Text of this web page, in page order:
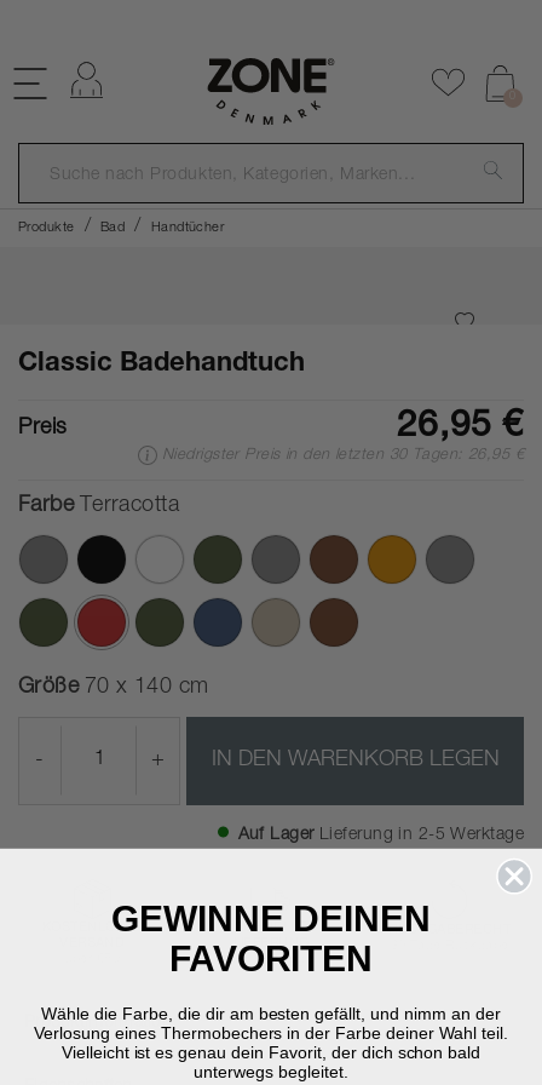
Zu
Produkte Bad Handtücher
Classic Badehandtuch
Preis 26,95 €
Niedrigster Preis in den letzten 30 Tagen: 26,95 €
Farbe Terracotta
Ausgewählte
Größe 70 x 140 cm
- + IN DEN WARENKORB LEGEN
Auf Lager Lieferung in 2-5 Werktage
KOSTENLOSER
SCHNELLE
LIEFERUNG
2-5 Werktage
RÜCKGABERECHT
Produktinformation
GEWINNE DEINEN
FAVORITEN
Wähle die Farbe, die dir am besten gefällt, und nimm an der
Verlosung eines Thermobechers in der Farbe deiner Wahl teil.
Vielleicht ist es genau dein Favorit, der dich schon bald
unterwegs begleitet.